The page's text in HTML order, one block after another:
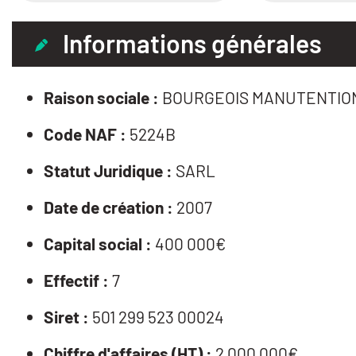
Informations générales
Raison sociale : BOURGEOIS
Code NAF : 5224B
Statut Juridique : SARL
Date de création : 2007
Capital social : 400 000€
Effectif : 7
Siret : 501 299 523 00024